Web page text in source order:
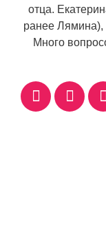
отца.
ранее Лямина),
Много